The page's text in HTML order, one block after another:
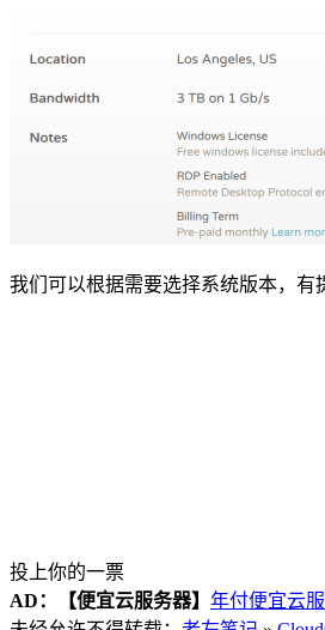
我们可以根据需要选择系统版本，
投上你的一票
AD：
【便宜云服务器】 年付便宜云